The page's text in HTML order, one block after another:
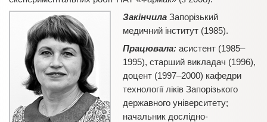
Закінчила Запорізький
медичний інститут (1985).
Працювала: асистент (1985–
1995), старший викладач (1996),
доцент (1997–2000) кафедри
технології ліків Запорізького
державного університету;
начальник дослідно-